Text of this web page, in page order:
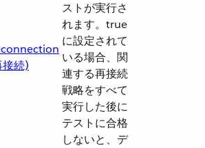
接続)
ストが実行さ
れます。true
に設定されて
いる場合、関
連する再接続
戦略をすべて
実行した後に
テストに合格
しないと、デ